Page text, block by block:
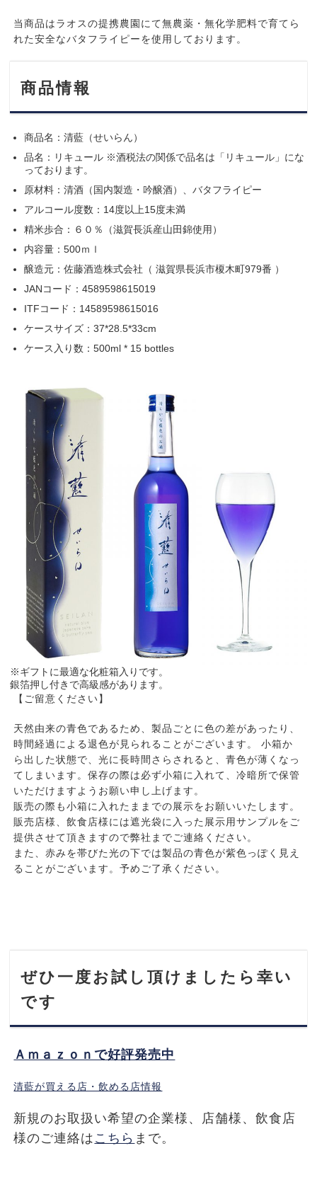
当商品はラオスの提携農園にて無農薬・無化学肥料で育てら
れた安全なバタフライピーを使用しております。
商品情報
商品名：清藍（せいらん）
品名：リキュール ※酒税法の関係で品名は「リキュール」にな
っております。
原材料：清酒（国内製造・吟醸酒）、バタフライピー
アルコール度数：14度以上15度未満
精米歩合：６０％（滋賀長浜産山田錦使用）
内容量：500ｍｌ
醸造元：佐藤酒造株式会社（ 滋賀県長浜市榎木町979番 ）
JANコード：4589598615019
ITFコード：14589598615016
ケースサイズ：37*28.5*33cm
ケース入り数：500ml * 15 bottles
※ギフトに最適な化粧箱入りです。
銀箔押し付きで高級感があります。
【ご留意ください】
天然由来の青色であるため、製品ごとに色の差があったり、
時間経過による退色が見られることがございます。 小箱か
ら出した状態で、光に長時間さらされると、青色が薄くなっ
てしまいます。保存の際は必ず小箱に入れて、冷暗所で保管
いただけますようお願い申し上げます。
販売の際も小箱に入れたままでの展示をお願いいたします。
販売店様、飲食店様には遮光袋に入った展示用サンプルをご
提供させて頂きますので弊社までご連絡ください。
また、赤みを帯びた光の下では製品の青色が紫色っぽく見え
ることがございます。予めご了承ください。
ぜひ一度お試し頂けましたら幸い
です
Ａｍａｚｏｎで好評発売中
清藍が買える店・飲める店情報
新規のお取扱い希望の企業様、店舗様、飲食店
様のご連絡は こちら まで。